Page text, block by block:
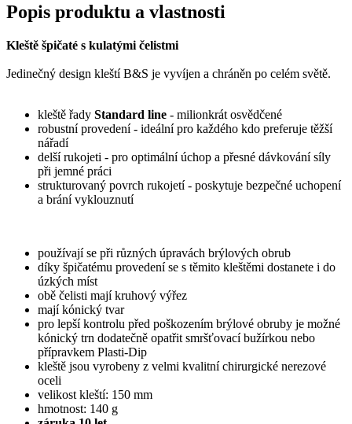
Popis produktu a vlastnosti
Kleště špičaté s kulatými čelistmi
Jedinečný design kleští B&S je vyvíjen a chráněn po celém světě.
kleště řady Standard line - milionkrát osvědčené
robustní provedení - ideální pro každého kdo preferuje těžší
nářadí
delší rukojeti - pro optimální úchop a přesné dávkování síly
při jemné práci
strukturovaný povrch rukojetí - poskytuje bezpečné uchopení
a brání vyklouznutí
používají se při různých úpravách brýlových obrub
díky špičatému provedení se s těmito kleštěmi dostanete i do
úzkých míst
obě čelisti mají kruhový výřez
mají kónický tvar
pro lepší kontrolu před poškozením brýlové obruby je možné
kónický trn dodatečně opatřit smršťovací bužírkou nebo
přípravkem Plasti-Dip
kleště jsou vyrobeny z velmi kvalitní chirurgické nerezové
oceli
velikost kleští: 150 mm
hmotnost: 140 g